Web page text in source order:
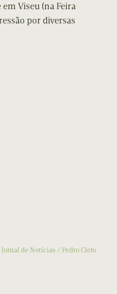
Viseu (na Feira
por diversas
Jornal de Notícias Pedro Cleto